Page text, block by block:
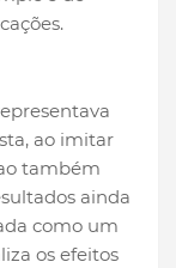
ao imitar
também
ainda
como um
os efeitos